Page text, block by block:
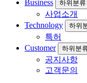
Business
하위분류
사업소개
Technology
하위
특허
Customer
하위분
공지사항
고객문의